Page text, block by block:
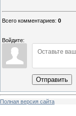
Всего комментариев: 0
Войдите:
Отправить
Полная версия сайта